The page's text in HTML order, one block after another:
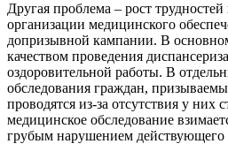
Другая проблема – рост
организации медицинского
допризывной кампании. В
качеством проведения
оздоровительной работы. В
обследования граждан,
проводятся из-за отсутствия у них
медицинское обследование
грубым нарушением действующего